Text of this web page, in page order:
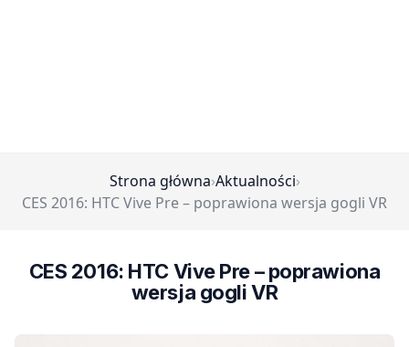
Strona główna›Aktualności›
CES 2016: HTC Vive Pre – poprawiona wersja gogli VR
CES 2016: HTC Vive Pre – poprawiona
wersja gogli VR